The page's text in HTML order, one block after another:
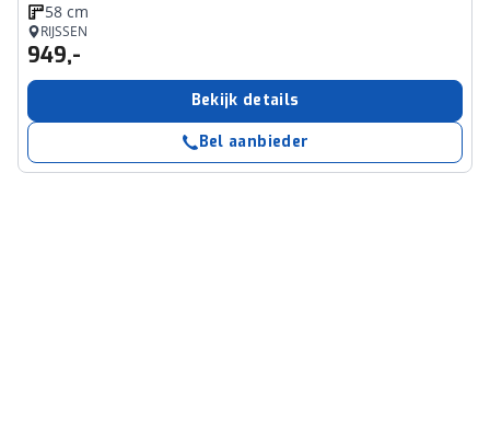
58 cm
RIJSSEN
949,-
Bekijk details
Bel aanbieder